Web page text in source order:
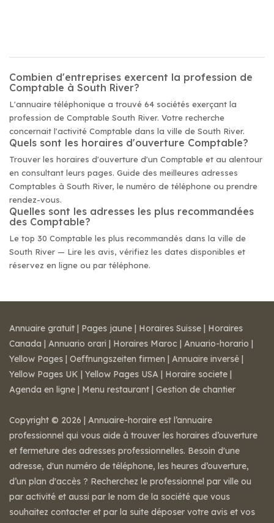
Combien d'entreprises exercent la profession de
Comptable à South River?
L'annuaire téléphonique a trouvé 64 sociétés exerçant la
profession de Comptable South River. Votre recherche
concernait l'activité Comptable dans la ville de South River.
Quels sont les horaires d'ouverture Comptable?
Trouver les horaires d'ouverture d'un Comptable et au alentour
en consultant leurs pages. Guide des meilleures adresses
Comptables à South River, le numéro de téléphone ou prendre
rendez-vous.
Quelles sont les adresses les plus recommandées
des Comptable?
Le top 30 Comptable les plus recommandés dans la ville de
South River — Lire les avis, vérifiez les dates disponibles et
réservez en ligne ou par téléphone.
Annuaire gratuit | Pages jaune | Horaires Suisse | Horaires
Canada | Annuario orari | Horaires Maroc | Anuario-horario |
Yellow Pages | Oeffnungszeiten firmen | Annuaire inversé |
Yellow Pages UK | Yellow Pages USA | Horaire societe |
Agenda en ligne | Menu restaurant | Gestion de chantier
Copyright © 2026 | Annuaire-horaire est l’annuaire
professionnel qui vous aide à trouver les horaires d’ouverture
et fermeture des adresses professionnelles. Besoin d'une
adresse, d'un numéro de téléphone, les heures d’ouverture,
d’un plan d'accès ? Recherchez le professionnel par ville ou
par activité et aussi par le nom de la société que vous
souhaitez contacter et par la suite déposer votre avis et vos